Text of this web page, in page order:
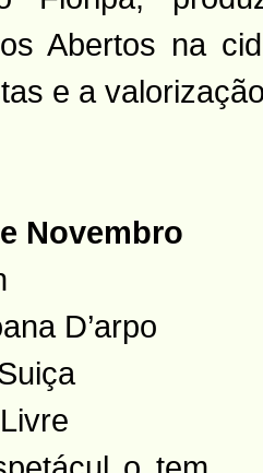
Abertos na
e a
Novembro
D’arpo